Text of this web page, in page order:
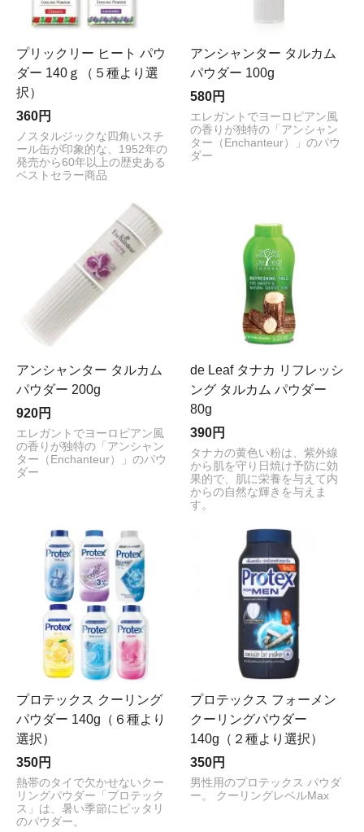
プリックリー ヒート パウ
ダー 140ｇ（５種より選
択）
360円
ノスタルジックな四角いスチ
ール缶が印象的な、1952年の
発売から60年以上の歴史ある
ベストセラー商品
アンシャンター タルカム
パウダー 100g
580円
エレガントでヨーロピアン風
の香りが独特の「アンシャン
ター（Enchanteur）」のパウ
ダー
アンシャンター タルカム
パウダー 200g
920円
エレガントでヨーロピアン風
の香りが独特の「アンシャン
ター（Enchanteur）」のパウ
ダー
de Leaf タナカ リフレッシ
ング タルカム パウダー
80g
390円
タナカの黄色い粉は、紫外線
から肌を守り日焼け予防に効
果的で、肌に栄養を与えて内
からの自然な輝きを与えま
す。
プロテックス クーリング
パウダー 140g（６種より
選択）
350円
熱帯のタイで欠かせないクー
リングパウダー「プロテック
ス」は、暑い季節にピッタリ
のパウダー。
プロテックス フォーメン
クーリングパウダー
140g（２種より選択）
350円
男性用のプロテックス パウダ
ー。 クーリングレベルMax